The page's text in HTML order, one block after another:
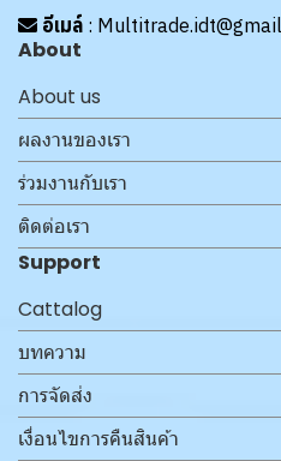
อีเมล์ :
About
About us
ผลงานของเรา
ร่วมงานกับเรา
ติดต่อเรา
Support
Cattalog
บทความ
การจัดส่ง
เงื่อนไขการคืนสินค้า